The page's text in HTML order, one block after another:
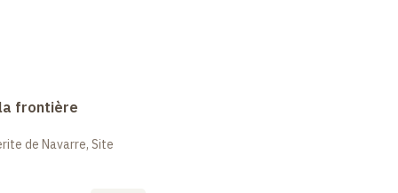
frontière
de Navarre, Site